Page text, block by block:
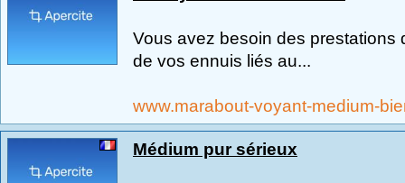
Vous avez besoin des prestations
de vos ennuis liés au...
www.marabout-voyant-medium-
Médium pur sérieux